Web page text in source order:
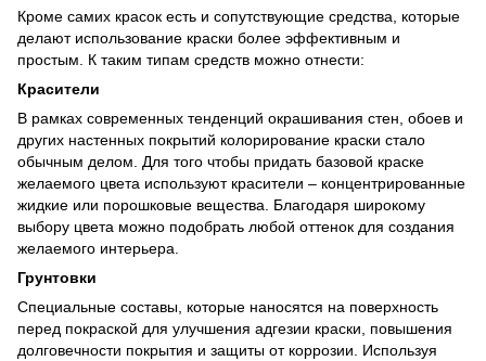
Кроме самих красок есть и сопутствующие средства, которые
делают использование краски более эффективным и
простым. К таким типам средств можно отнести:
Красители
В рамках современных тенденций окрашивания стен, обоев и
других настенных покрытий колорирование краски стало
обычным делом. Для того чтобы придать базовой краске
желаемого цвета используют красители – концентрированные
жидкие или порошковые вещества. Благодаря широкому
выбору цвета можно подобрать любой оттенок для создания
желаемого интерьера.
Грунтовки
Специальные составы, которые наносятся на поверхность
перед покраской для улучшения адгезии краски, повышения
долговечности покрытия и защиты от коррозии. Используя